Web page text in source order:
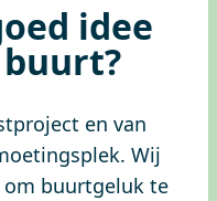
idee
en van
Wij
buurtgeluk te